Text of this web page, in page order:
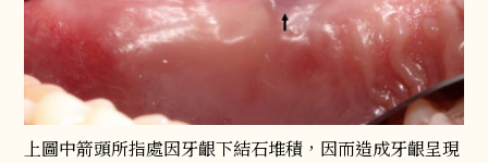
上圖中箭頭所指處因牙齦下結石堆積，因而造成牙齦呈現